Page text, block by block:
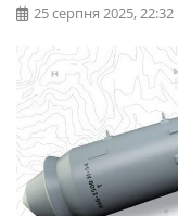
25 серпня 2025, 22:32